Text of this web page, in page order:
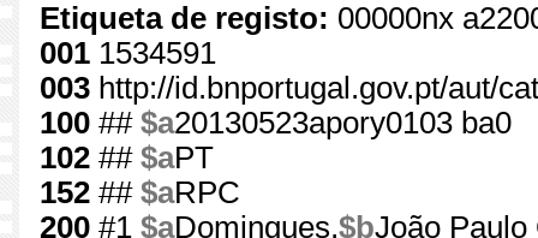
Etiqueta de registo: 00000nx
0011534591
003http://id.bnportugal.gov.pt/aut/
100## $a20130523apory0103 ba0
102## $aPT
152## $aRPC
200#1 $aDomingues,$bJoão Paulo